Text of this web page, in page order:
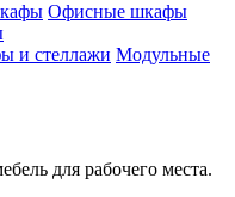
Офисные шкафы
и стеллажи Модульные
для рабочего места.